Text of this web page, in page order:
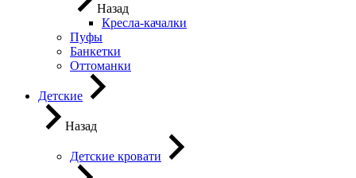
Назад
Кресла-качалки
Пуфы
Банкетки
Оттоманки
Детские
Назад
Детские кровати